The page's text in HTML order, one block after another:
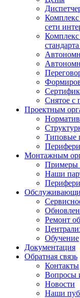
Комплекс
сети
Комплекс
Снятое с
Проектным
Типовые
Монтажным
Примеры
Наши
Ремонт
Обучение
Документация
Обратная связь
Контакты
Вопросы
Новости
Наши